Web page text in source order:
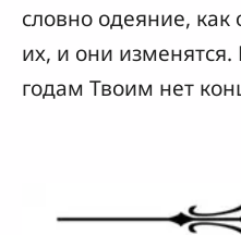
словно одеяние,
их, и они
годам Твоим нет